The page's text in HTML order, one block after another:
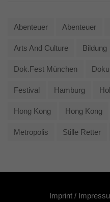
Abenteuer Abenteuer
Arts And Culture Bildung
Dok.fest München
Festival Hamburg
Hong Kong Hong Kong
Metropolis Stille Retter
Imprint /